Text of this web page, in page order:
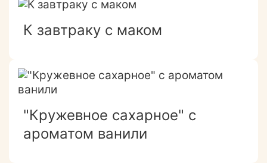
К завтраку с маком
"Кружевное сахарное" с
ароматом ванили